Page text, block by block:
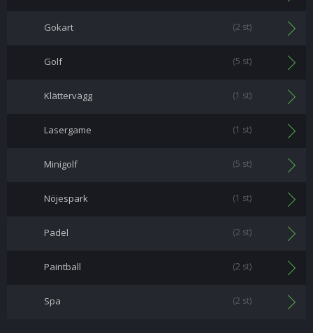
Gokart (2 st)
Golf (5 st)
Klättervägg (1 st)
Lasergame (1 st)
Minigolf (5 st)
Nöjespark (1 st)
Padel (2 st)
Paintball (2 st)
Spa (2 st)